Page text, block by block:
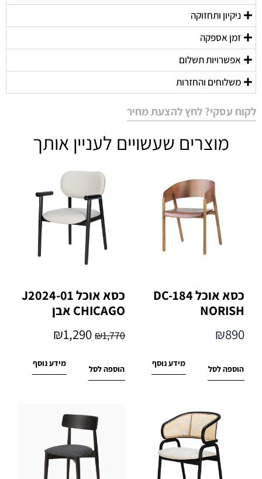
ניקיון ותחזוקה
זמן אספקה
אפשרויות תשלום
משלוחים והחזרות
לקוח עסקי? לחץ להצעת מחיר
מוצרים שעשויים לעניין אותך
כסא אוכל DC-184
NORISH
₪890
הוספה לסל
מידע נוסף
כסא אוכל J2024-01
CHICAGO אבן
₪1,770
₪1,290
הוספה לסל
מידע נוסף